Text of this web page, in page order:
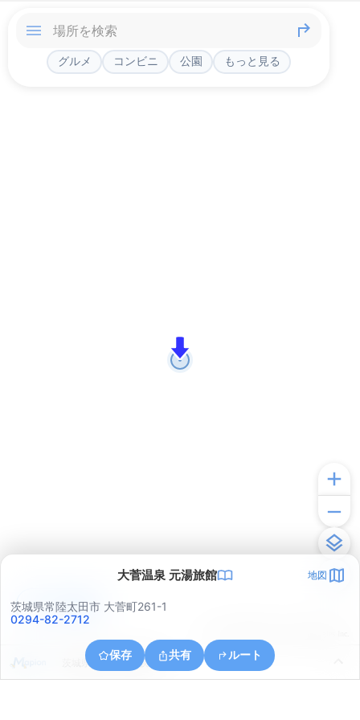
グルメ コンビニ 公園 もっと見る
大菅温泉 元湯旅館 地図
茨城県常陸太田市 大菅町261-1
0294-82-2712
保存 共有 ルート
茨城県日立市中深荻町
アプリで見る